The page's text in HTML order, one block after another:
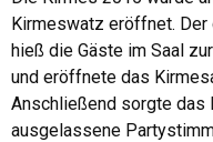
Kirmeswatz eröffnet. Der
hieß die Gäste im Saal
und eröffnete das
Anschließend sorgte das
ausgelassene